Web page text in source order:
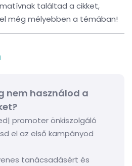
találtad a cikket,
még mélyebben a témában!
nem használod a
promoter önkiszolgáló
el az első kampányod
tanácsadásért és